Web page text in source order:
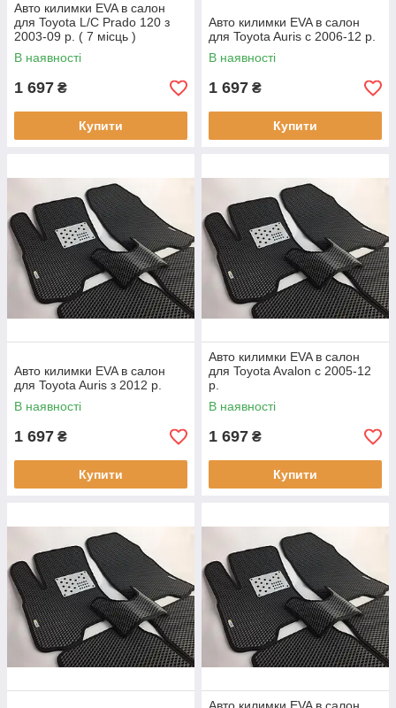
Авто килимки EVA в салон
для Toyota L/C Prado 120 з
2003-09 р. ( 7 місць )
В наявності
1 697 ₴
Купити
Авто килимки EVA в салон
для Toyota Auris c 2006-12 р.
В наявності
1 697 ₴
Купити
Авто килимки EVA в салон
для Toyota Auris з 2012 р.
В наявності
1 697 ₴
Купити
Авто килимки EVA в салон
для Toyota Avalon c 2005-12
р.
В наявності
1 697 ₴
Купити